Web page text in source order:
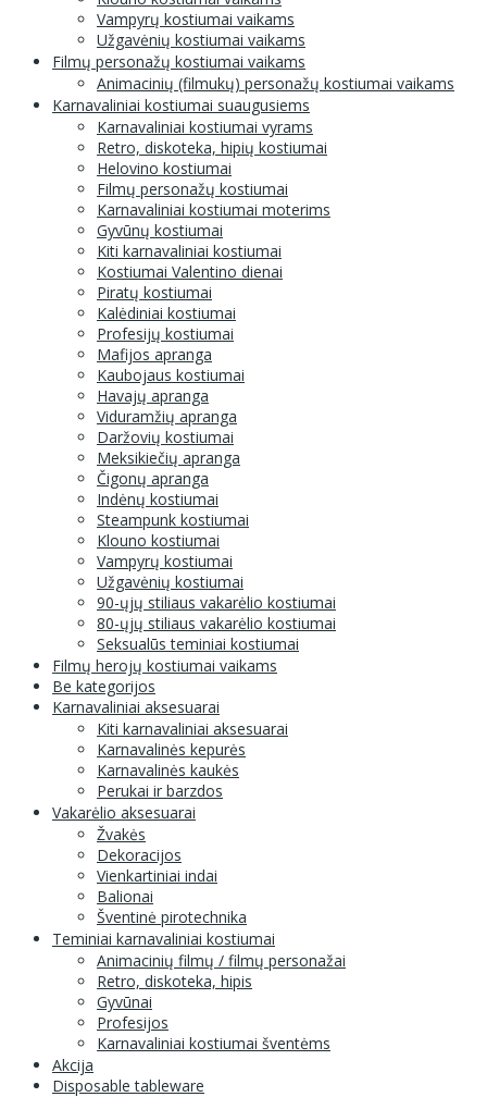
Vampyrų kostiumai vaikams
Užgavėnių kostiumai vaikams
Filmų personažų kostiumai vaikams
Animacinių (filmukų) personažų kostiumai vaikams
Karnavaliniai kostiumai suaugusiems
Karnavaliniai kostiumai vyrams
Retro, diskoteka, hipių kostiumai
Helovino kostiumai
Filmų personažų kostiumai
Karnavaliniai kostiumai moterims
Gyvūnų kostiumai
Kiti karnavaliniai kostiumai
Kostiumai Valentino dienai
Piratų kostiumai
Kalėdiniai kostiumai
Profesijų kostiumai
Mafijos apranga
Kaubojaus kostiumai
Havajų apranga
Viduramžių apranga
Daržovių kostiumai
Meksikiečių apranga
Čigonų apranga
Indėnų kostiumai
Steampunk kostiumai
Klouno kostiumai
Vampyrų kostiumai
Užgavėnių kostiumai
90-ųjų stiliaus vakarėlio kostiumai
80-ųjų stiliaus vakarėlio kostiumai
Seksualūs teminiai kostiumai
Filmų herojų kostiumai vaikams
Be kategorijos
Karnavaliniai aksesuarai
Kiti karnavaliniai aksesuarai
Karnavalinės kepurės
Karnavalinės kaukės
Perukai ir barzdos
Vakarėlio aksesuarai
Žvakės
Dekoracijos
Vienkartiniai indai
Balionai
Šventinė pirotechnika
Teminiai karnavaliniai kostiumai
Animacinių filmų / filmų personažai
Retro, diskoteka, hipis
Gyvūnai
Profesijos
Karnavaliniai kostiumai šventėms
Akcija
Disposable tableware